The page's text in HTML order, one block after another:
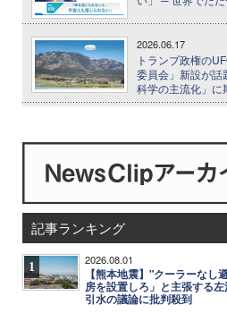
2026.06.17
トランプ政権の
委員会」新設が
科学の主流化」に
記事ランキング
1 2026.08.01
【熊本地震】"クーラーなし
房を設置しろ」と主張する
引水の議論に批判殺到